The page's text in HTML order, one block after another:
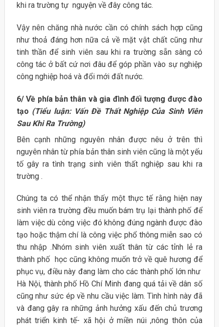
khi ra trường tự nguyện về đây công tác.
Vậy nên chăng nhà nước cần có chính sách hợp cũng
như thoả đáng hơn nữa cả về mặt vật chất cũng như
tinh thần để sinh viên sau khi ra trường sẵn sàng có
công tác ở bất cứ nơi đâu để góp phần vào sự nghiệp
công nghiệp hoá và đổi mới đất nước.
6/ Về phía bản thân và gia đình đối tượng được đào
tạo (Tiểu luận: Vấn Đề Thất Nghiệp Của Sinh Viên
Sau Khi Ra Trường)
Bên cạnh những nguyên nhân được nêu ở trên thì
nguyên nhân từ phía bản thân sinh viên cũng là một yếu
tố gây ra tình trạng sinh viên thất nghiệp sau khi ra
trường .
Chúng ta có thể nhận thấy một thực tế rằng hiện nay
sinh viên ra trường đều muốn bám trụ lại thành phố để
làm việc dù công việc đó không đúng ngành được đào
tạo hoặc thậm chí là công việc phổ thông miễn sao có
thu nhập .Nhóm sinh viên xuất thân từ các tỉnh lẻ ra
thành phố học cũng không muốn trở về quê hương để
phục vụ, điều này đang làm cho các thành phố lớn như
Hà Nội, thành phố Hồ Chí Minh đang quá tải về dân số
cũng như sức ép về nhu cầu việc làm. Tình hình này đã
và đang gây ra những ảnh hưởng xấu đến chủ trương
phát triển kinh tế- xã hội ở miền núi ,nông thôn của